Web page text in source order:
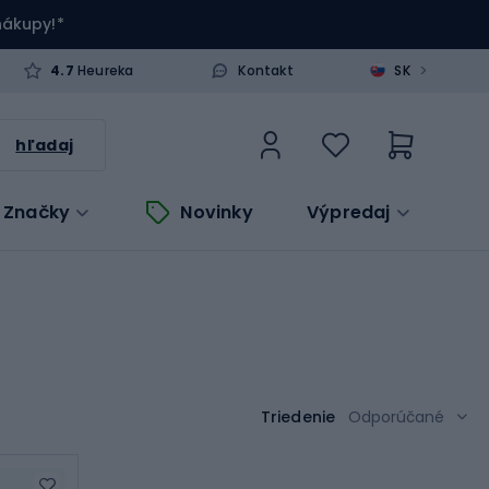
4.7 Heureka Kontakt SK >
hľadaj
Značky Novinky Výpredaj
Triedenie Odporúčané